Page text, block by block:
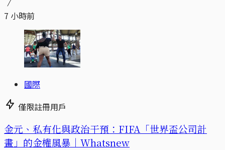
7 小時前
國際
僅限註冊用戶
金元、私有化與政治干預：FIFA「世界盃公司計
畫」的金權風暴｜Whatsnew